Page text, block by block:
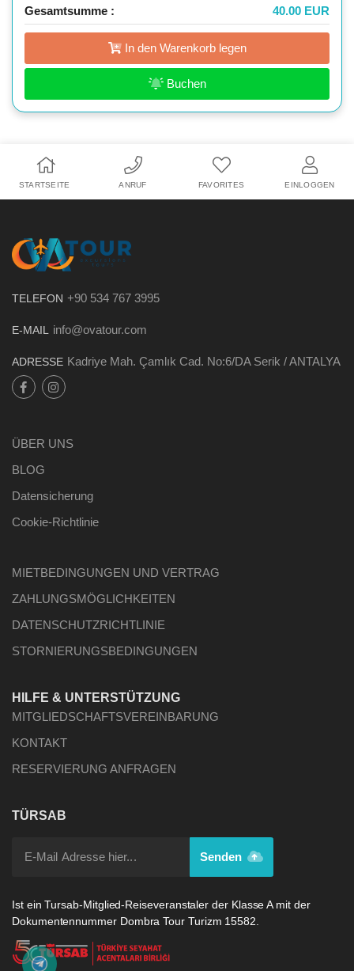
Gesamtsumme :
40.00 EUR
In den Warenkorb legen
Buchen
STARTSEITE ANRUF FAVORITES EINLOGGEN
TELEFON +90 534 767 3995
E-MAIL info@ovatour.com
ADRESSE Kadriye Mah. Çamlık Cad. No:6/DA Serik / ANTALYA
ÜBER UNS
BLOG
Datensicherung
Cookie-Richtlinie
MIETBEDINGUNGEN UND VERTRAG
ZAHLUNGSMÖGLICHKEITEN
DATENSCHUTZRICHTLINIE
STORNIERUNGSBEDINGUNGEN
HILFE & UNTERSTÜTZUNG
MITGLIEDSCHAFTSVEREINBARUNG
KONTAKT
RESERVIERUNG ANFRAGEN
TÜRSAB
Senden
Ist ein Tursab-Mitglied-Reiseveranstaler der Klasse A mit der
Dokumentennummer Dombra Tour Turizm 15582.